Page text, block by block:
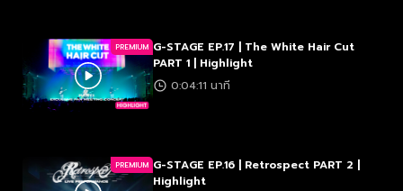
PREMIUM G-STAGE EP.17 | The White Hair Cut
PART 1 | Highlight
0:04:11 นาที
PREMIUM G-STAGE EP.16 | Retrospect PART 2 |
Highlight